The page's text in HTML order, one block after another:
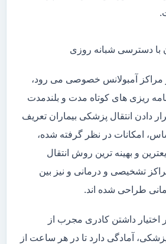
با دسترسی شبانه روزی
مراکز آمبولانس خصوصی می رود،
ریزی های کوتاه مدت و بلندمدت
دادن انتقال پزشکی بیماران تعریف
امکانات در نظر گرفته شده،
و بهینه ترین روش انتقال
تشخیصی و درمانی و نیز بین
طراحی شده اند.
در اختیار داشتن کادری مجرب از
آمادگی دارد تا در هر ساعت از